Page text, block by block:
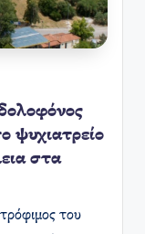
ψυχιατρείο
στα
του